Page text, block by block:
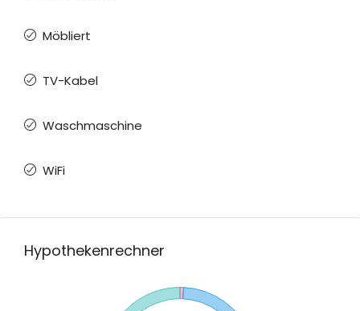
Möbliert
TV-Kabel
Waschmaschine
WiFi
Hypothekenrechner